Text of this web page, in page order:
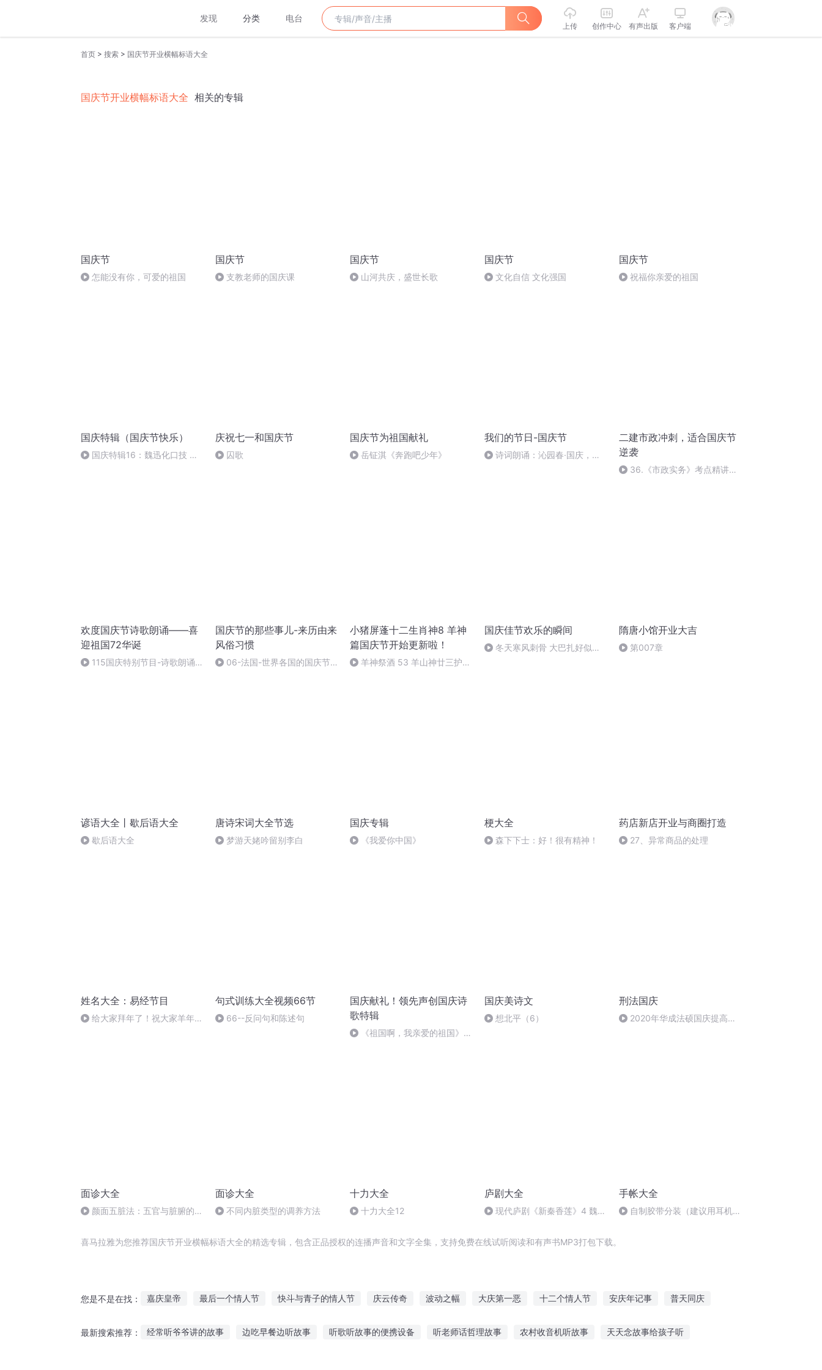
发现 分类 电台
上传 创作中心 有声出版 客户端
首页 > 搜索 > 国庆节开业横幅标语大全
国庆节开业横幅标语大全 相关的专辑
国庆节
怎能没有你，可爱的祖国
国庆节
支教老师的国庆课
国庆节
山河共庆，盛世长歌
国庆节
文化自信 文化强国
国庆节
祝福你亲爱的祖国
国庆特辑（国庆节快乐）
国庆特辑16：魏迅化口技 二
庆祝七一和国庆节
囚歌
国庆节为祖国献礼
岳钲淇《奔跑吧少年》
我们的节日-国庆节
诗词朗诵：沁园春·国庆，朗
二建市政冲刺，适合国庆节
逆袭
36.《市政实务》考点精讲第
欢度国庆节诗歌朗诵——喜
迎祖国72华诞
115国庆特别节目-诗歌朗诵-
国庆节的那些事儿-来历由来
风俗习惯
06-法国-世界各国的国庆节-
小猪屏蓬十二生肖神8 羊神
篇国庆节开始更新啦！
羊神祭酒 53 羊山神廿三护祭
国庆佳节欢乐的瞬间
冬天寒风刺骨 大巴扎好似温
隋唐小馆开业大吉
第007章
谚语大全丨歇后语大全
歇后语大全
唐诗宋词大全节选
梦游天姥吟留别李白
国庆专辑
《我爱你中国》
梗大全
森下下士：好！很有精神！
药店新店开业与商圈打造
27、异常商品的处理
姓名大全：易经节目
给大家拜年了！祝大家羊年吉
句式训练大全视频66节
66--反问句和陈述句
国庆献礼！领先声创国庆诗
歌特辑
《祖国啊，我亲爱的祖国》温
国庆美诗文
想北平（6）
刑法国庆
2020年华成法硕国庆提高班
面诊大全
颜面五脏法：五官与脏腑的对
面诊大全
不同内脏类型的调养方法
十力大全
十力大全12
庐剧大全
现代庐剧《新秦香莲》4 魏晓
手帐大全
自制胶带分装（建议用耳机观
喜马拉雅为您推荐国庆节开业横幅标语大全的精选专辑，包含正品授权的连播声音和文字全集，支持免费在线试听阅读和有声书MP3打包下载。
您是不是在找： 嘉庆皇帝 最后一个情人节 快斗与青子的情人节 庆云传奇 波动之幅 大庆第一恶 十二个情人节 安庆年记事 普天同庆
最新搜索推荐： 经常听爷爷讲的故事 边吃早餐边听故事 听歌听故事的便携设备 听老师话哲理故事 农村收音机听故事 天天念故事给孩子听